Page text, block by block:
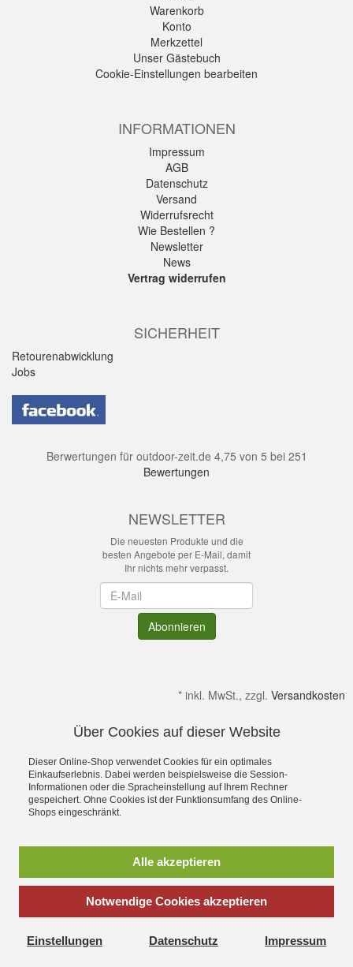
Warenkorb
Konto
Merkzettel
Unser Gästebuch
Cookie-Einstellungen bearbeiten
INFORMATIONEN
Impressum
AGB
Datenschutz
Versand
Widerrufsrecht
Wie Bestellen ?
Newsletter
News
Vertrag widerrufen
SICHERHEIT
Retourenabwicklung
Jobs
Berwertungen für outdoor-zeit.de 4,75 von 5 bei 251
Bewertungen
NEWSLETTER
Die neuesten Produkte und die
besten Angebote per E-Mail, damit
Ihr nichts mehr verpasst.
Abonnieren
* inkl. MwSt., zzgl. Versandkosten
Irrtümer & kleine Produktabweichungen vorbehalten!
Gültig solange Verfügbar. Die Abbildungen enthalten teilweise
Dekoration bzw. Zusatzausstattung. Preise gelten ohne diese.
Alle Rechte an Namen, Beschreibungen sowie Bildern gehören
Schorndorf,Göppingen,Heidenheim und Schwäbisch Gmünd
Sie suchen einen Seminarraum, Tagungsraum oder einen
Schulungsraum zum mieten, dann wäre unserSeminar und
Schulungs Stadlvielleicht das richtige
© 2002 - 2024 Outdoor-Zeit:Outdoor Shop für
Bergsport,
Über Cookies auf dieser Website
Dieser Online-Shop verwendet Cookies für ein optimales
Einkaufserlebnis. Dabei werden beispielsweise die Session-
Informationen oder die Spracheinstellung auf Ihrem Rechner
gespeichert. Ohne Cookies ist der Funktionsumfang des Online-
Shops eingeschränkt.
Alle akzeptieren
Notwendige Cookies akzeptieren
Einstellungen Datenschutz Impressum